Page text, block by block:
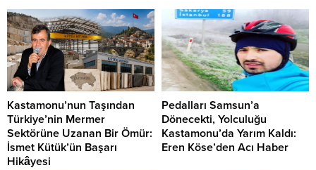
Kastamonu’nun Taşından
Türkiye’nin Mermer
Sektörüne Uzanan Bir Ömür:
İsmet Kütük’ün Başarı
Hikâyesi
Pedalları Samsun’a
Dönecekti, Yolculuğu
Kastamonu’da Yarım Kaldı:
Eren Köse’den Acı Haber